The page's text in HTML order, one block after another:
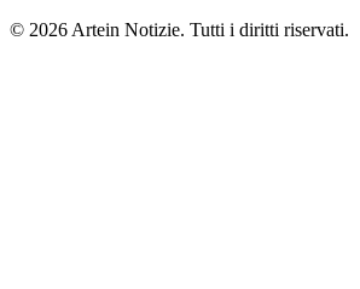
© 2026 Artein Notizie. Tutti i diritti riservati.